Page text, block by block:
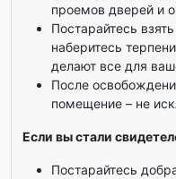
проемов дверей и
Постарайтесь
наберитесь
делают все для
После
помещение – не
Если вы стали
Постарайтесь